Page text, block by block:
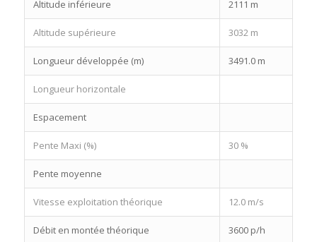
Altitude inférieure 2111 m
Altitude supérieure 3032 m
Longueur développée (m) 3491.0 m
Longueur horizontale
Espacement
Pente Maxi (%) 30 %
Pente moyenne
Vitesse exploitation théorique 12.0 m/s
Débit en montée théorique 3600 p/h